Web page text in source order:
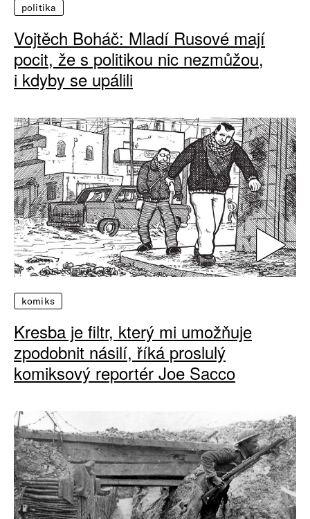
politika
Vojtěch Boháč: Mladí Rusové mají
pocit, že s politikou nic nezmůžou,
i kdyby se upálili
komiks
Kresba je filtr, který mi umožňuje
zpodobnit násilí, říká proslulý
komiksový reportér Joe Sacco